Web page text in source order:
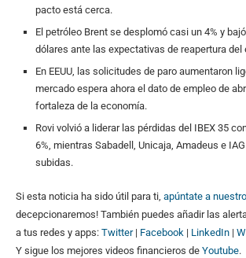
pacto está cerca.
El petróleo Brent se desplomó casi un 4% y
dólares ante las expectativas de reapertura del
En EEUU, las solicitudes de paro aumentaron
mercado espera ahora el dato de empleo de
fortaleza de la economía.
Rovi volvió a liderar las pérdidas del IBEX 35
6%, mientras Sabadell, Unicaja, Amadeus e
subidas.
Si esta noticia ha sido útil para ti, apúntate a
decepcionaremos! También puedes añadir las
a tus redes y apps: Twitter| Facebook | LinkedIn |
Y sigue los mejores videos financieros de Youtube.